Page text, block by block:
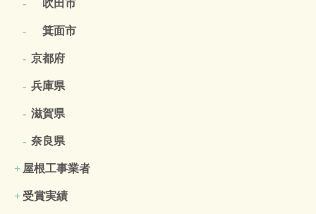
吹田市
箕面市
京都府
兵庫県
滋賀県
奈良県
屋根工事業者
受賞実績